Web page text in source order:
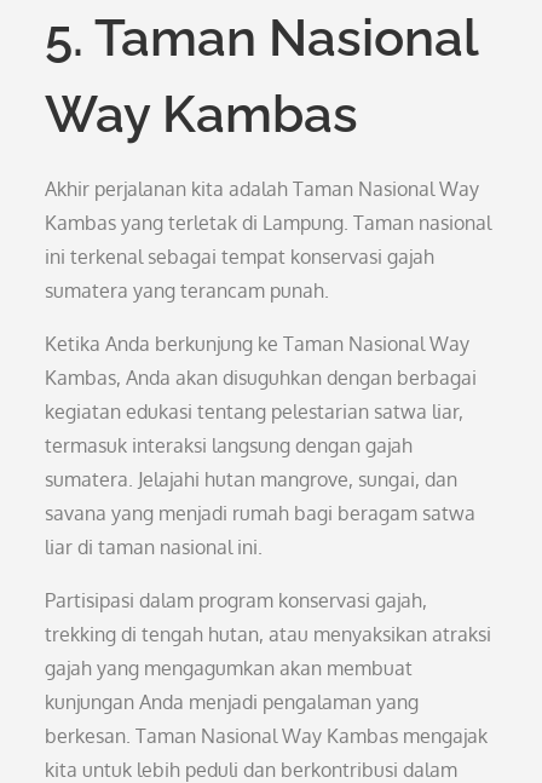
5. Taman Nasional
Way Kambas
Akhir perjalanan kita adalah Taman Nasional Way
Kambas yang terletak di Lampung. Taman nasional
ini terkenal sebagai tempat konservasi gajah
sumatera yang terancam punah.
Ketika Anda berkunjung ke Taman Nasional Way
Kambas, Anda akan disuguhkan dengan berbagai
kegiatan edukasi tentang pelestarian satwa liar,
termasuk interaksi langsung dengan gajah
sumatera. Jelajahi hutan mangrove, sungai, dan
savana yang menjadi rumah bagi beragam satwa
liar di taman nasional ini.
Partisipasi dalam program konservasi gajah,
trekking di tengah hutan, atau menyaksikan atraksi
gajah yang mengagumkan akan membuat
kunjungan Anda menjadi pengalaman yang
berkesan. Taman Nasional Way Kambas mengajak
kita untuk lebih peduli dan berkontribusi dalam